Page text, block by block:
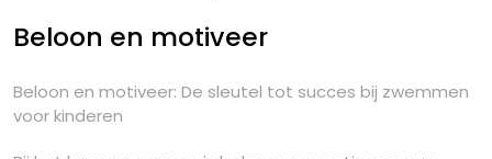
Beloon en motiveer
Beloon en motiveer: De sleutel tot succes bij zwemmen
voor kinderen